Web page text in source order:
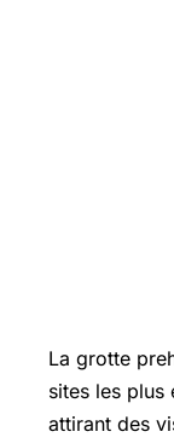
La grotte
sites les plus
attirant des